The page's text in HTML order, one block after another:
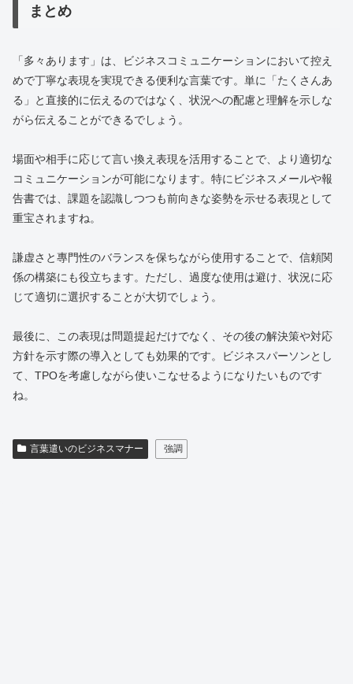
まとめ
「多々あります」は、ビジネスコミュニケーションにおいて控え
めで丁寧な表現を実現できる便利な言葉です。単に「たくさんあ
る」と直接的に伝えるのではなく、状況への配慮と理解を示しな
がら伝えることができるでしょう。
場面や相手に応じて言い換え表現を活用することで、より適切な
コミュニケーションが可能になります。特にビジネスメールや報
告書では、課題を認識しつつも前向きな姿勢を示せる表現として
重宝されますね。
謙虚さと專門性のバランスを保ちながら使用することで、信頼関
係の構築にも役立ちます。ただし、過度な使用は避け、状況に応
じて適切に選択することが大切でしょう。
最後に、この表現は問題提起だけでなく、その後の解決策や対応
方針を示す際の導入としても効果的です。ビジネスパーソンとし
て、TPOを考慮しながら使いこなせるようになりたいものです
ね。
言葉遣いのビジネスマナー 強調